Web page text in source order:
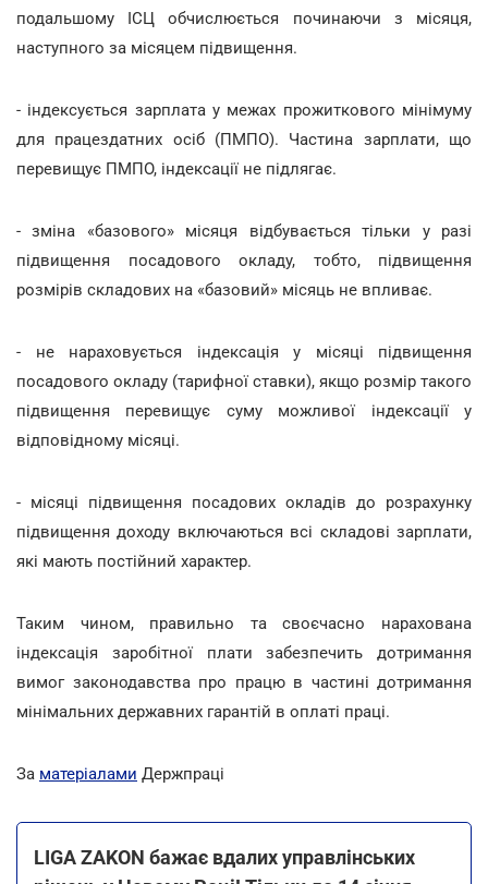
подальшому ІСЦ обчислюється починаючи з місяця,
наступного за місяцем підвищення.
- індексується зарплата у межах прожиткового мінімуму
для працездатних осіб (ПМПО). Частина зарплати, що
перевищує ПМПО, індексації не підлягає.
- зміна «базового» місяця відбувається тільки у разі
підвищення посадового окладу, тобто, підвищення
розмірів складових на «базовий» місяць не впливає.
- не нараховується індексація у місяці підвищення
посадового окладу (тарифної ставки), якщо розмір такого
підвищення перевищує суму можливої індексації у
відповідному місяці.
- місяці підвищення посадових окладів до розрахунку
підвищення доходу включаються всі складові зарплати,
які мають постійний характер.
Таким чином, правильно та своєчасно нарахована
індексація заробітної плати забезпечить дотримання
вимог законодавства про працю в частині дотримання
мінімальних державних гарантій в оплаті праці.
За матеріалами Держпраці
LIGA ZAKON бажає вдалих управлінських